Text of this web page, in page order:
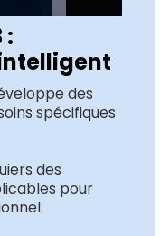
:
des
spécifiques
des
pour